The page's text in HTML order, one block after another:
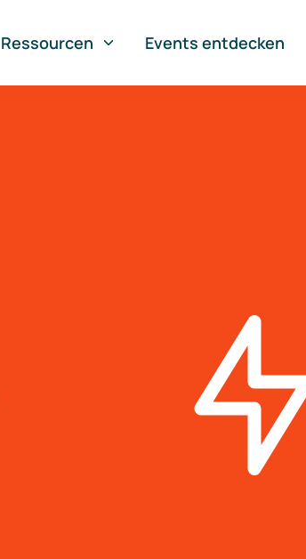
Ressourcen Events entdecken